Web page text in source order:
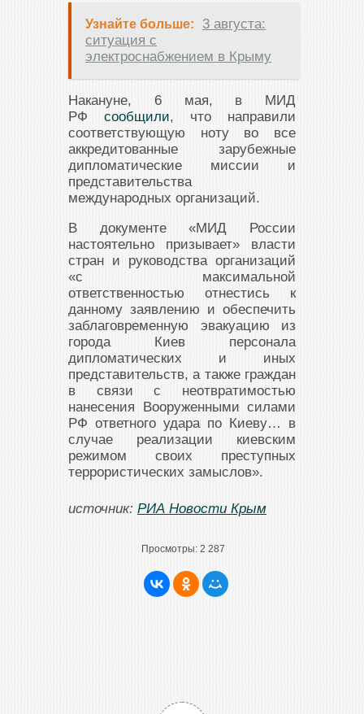
Узнайте больше:
3 августа:
ситуация с
электроснабжением в Крыму
Накануне, 6 мая, в МИД
РФ сообщили, что направили
соответствующую ноту во все
аккредитованные зарубежные
дипломатические миссии и
представительства
международных организаций.
В документе «МИД России
настоятельно призывает» власти
стран и руководства организаций
«с максимальной
ответственностью отнестись к
данному заявлению и обеспечить
заблаговременную эвакуацию из
города Киев персонала
дипломатических и иных
представительств, а также граждан
в связи с неотвратимостью
нанесения Вооруженными силами
РФ ответного удара по Киеву… в
случае реализации киевским
режимом своих преступных
террористических замыслов».
источник: РИА Новости Крым
Просмотры: 2 287